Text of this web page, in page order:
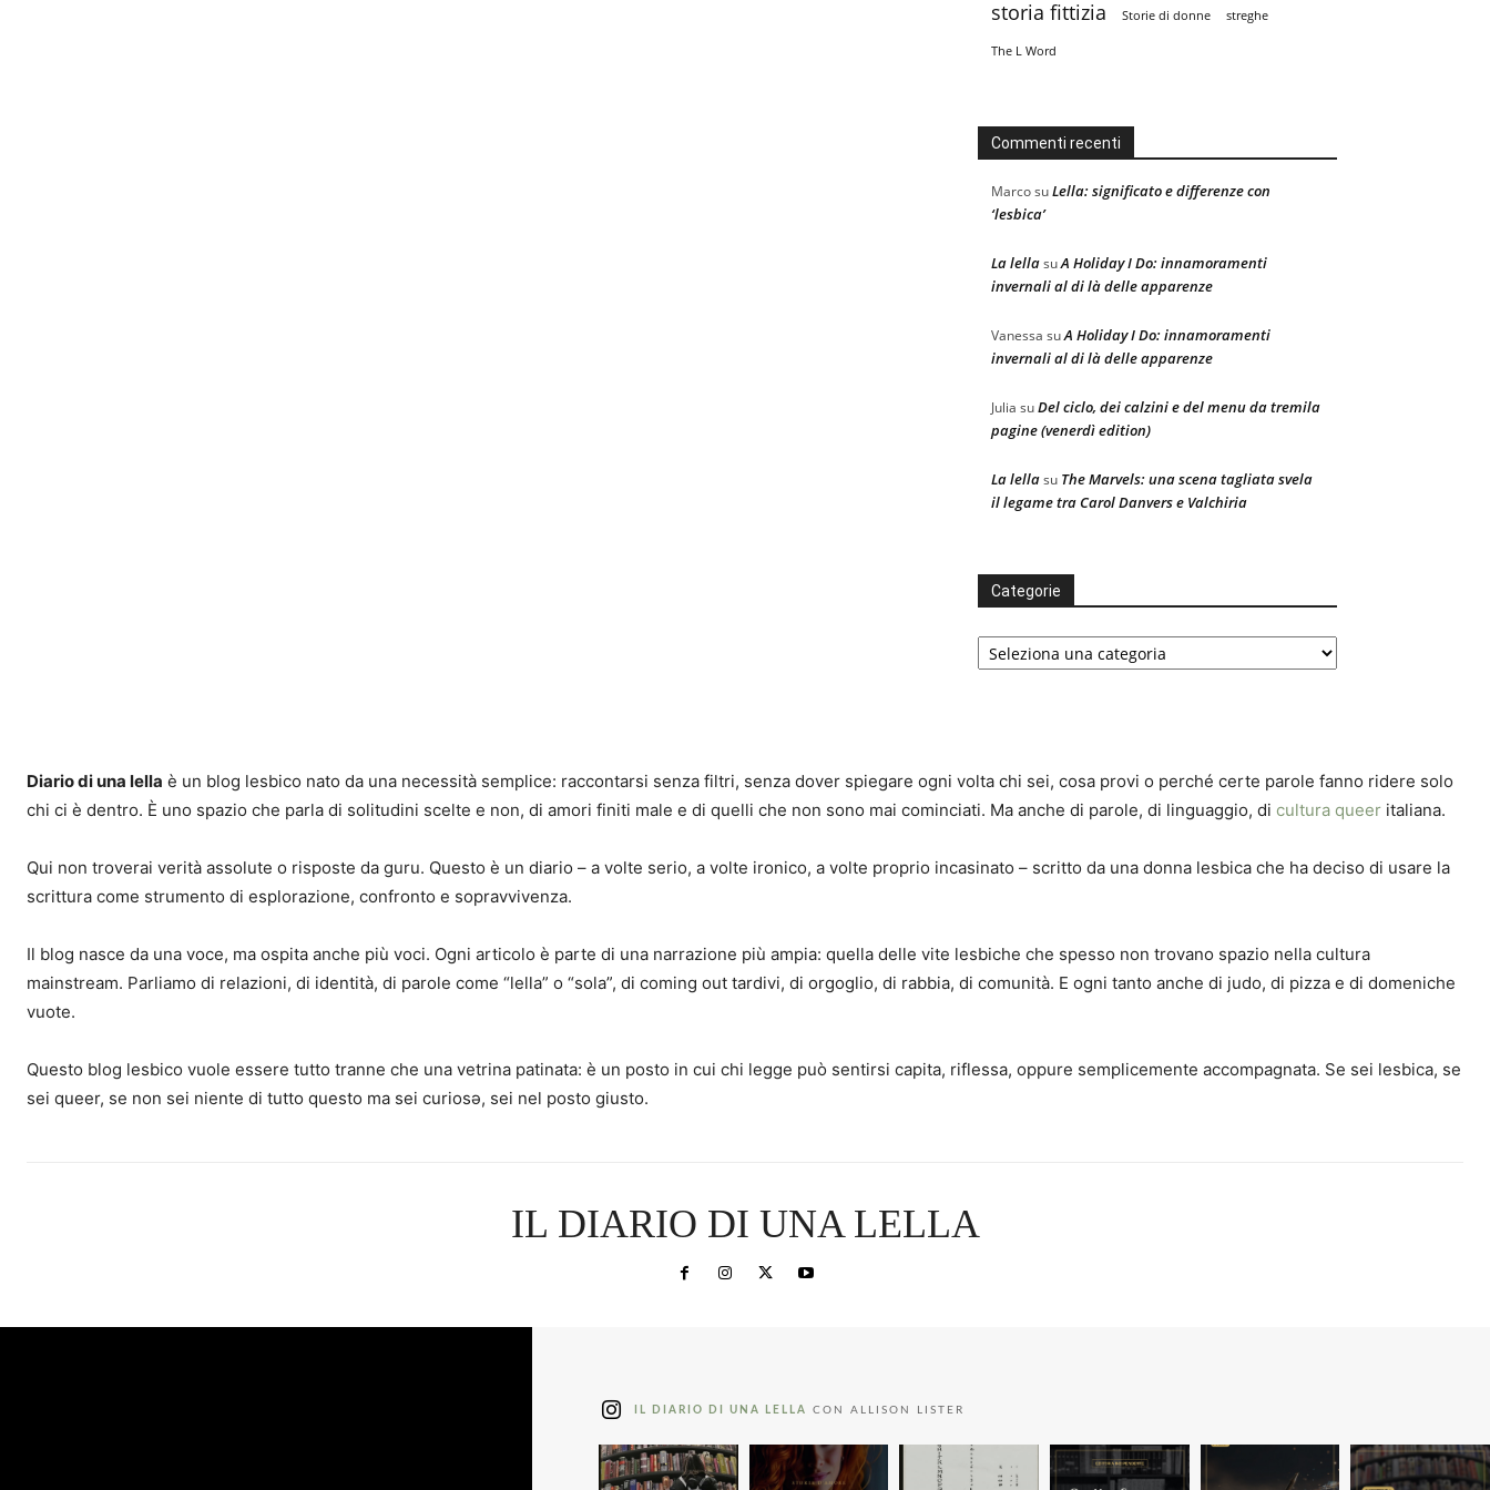
storia fittizia Storie di donne streghe
The L Word
Commenti recenti
MarcosuLella: significato e differenze con
‘lesbica’
La lellasuA Holiday I Do: innamoramenti
invernali al di là delle apparenze
Vanessa suA Holiday I Do: innamoramenti
invernali al di là delle apparenze
Julia suDel ciclo, dei calzini e del menu da tremila
pagine (venerdì edition)
La lellasu The Marvels: una scena tagliata svela
il legame tra Carol Danvers e Valchiria
Categorie
Categorie
Diario di una lella è un blog lesbico nato da una necessità semplice: raccontarsi senza filtri, senza dover spiegare ogni volta chi sei, cosa provi o perché certe parole fanno ridere solo
chi ci è dentro. È uno spazio che parla di solitudini scelte e non, di amori finiti male e di quelli che non sono mai cominciati. Ma anche di parole, di linguaggio, di cultura queer italiana.
Qui non troverai verità assolute o risposte da guru. Questo è un diario – a volte serio, a volte ironico, a volte proprio incasinato – scritto da una donna lesbica che ha deciso di usare la
scrittura come strumento di esplorazione, confronto e sopravvivenza.
Il blog nasce da una voce, ma ospita anche più voci. Ogni articolo è parte di una narrazione più ampia: quella delle vite lesbiche che spesso non trovano spazio nella cultura
mainstream. Parliamo di relazioni, di identità, di parole come “lella” o “sola”, di coming out tardivi, di orgoglio, di rabbia, di comunità. E ogni tanto anche di judo, di pizza e di domeniche
vuote.
Questo blog lesbico vuole essere tutto tranne che una vetrina patinata: è un posto in cui chi legge può sentirsi capita, riflessa, oppure semplicemente accompagnata. Se sei lesbica, se
sei queer, se non sei niente di tutto questo ma sei curiosə, sei nel posto giusto.
IL DIARIO DI UNA LELLA
IL DIARIO DI UNA LELLA CON ALLISON LISTER